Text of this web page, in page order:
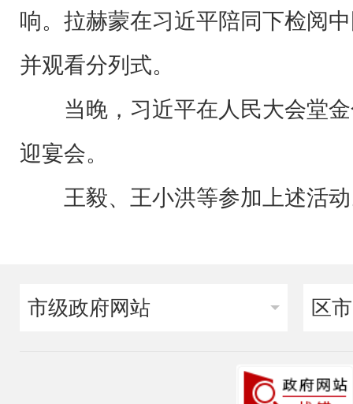
响。拉赫蒙在习近平陪同下检阅
并观看分列式。
当晚，习近平在人民大会堂
迎宴会。
王毅、王小洪等参加上述活
市级政府网站 区